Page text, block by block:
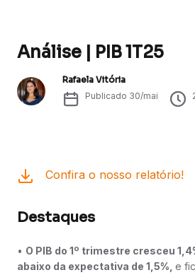
Análise | PIB 1T25
Rafaela Vitória
Publicado 30/mai
Confira o nosso relatório!
Destaques
• O PIB do 1º trimestre cresceu
abaixo da expectativa de 1,5%, e